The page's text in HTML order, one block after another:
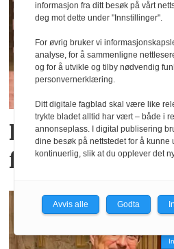
Fagpressens
forslag til
informasjon fra ditt besøk på vårt
deg mot dette under "Innstillinger".
For øvrig bruker vi
analyse, for å sammenligne
og for å utvikle og tilby nødvendig
personvernerklæring.
Ditt digitale fagblad skal være like
trykte bladet alltid har vært – både i
annonseplass. I digital publisering
dine besøk på nettstedet for å kunne
kontinuerlig, slik at du opplever det
Avvis alle Godta